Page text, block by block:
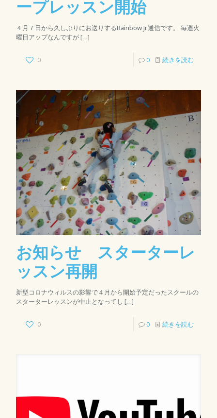
ープレッスン開始
４月７日から久しぶりにお送りするRainbow Jr.通信です。 毎週火
曜日アップなんですが[…]
0 0 続きを読む
お知らせ スターターレ
ッスン再開
新型コロナウィルスの影響で４月から開始予定だったスクールの
スターターレッスンが中止となってし […]
0 0 続きを読む